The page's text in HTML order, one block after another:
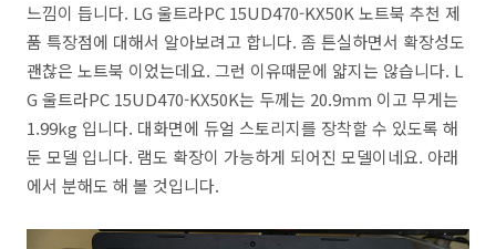
느낌이 듭니다. LG 울트라PC 15UD470-KX50K 노트북 추천 제
품 특장점에 대해서 알아보려고 합니다. 좀 튼실하면서 확장성도
괜찮은 노트북 이었는데요. 그런 이유때문에 얇지는 않습니다. L
G 울트라PC 15UD470-KX50K는 두께는 20.9mm 이고 무게는
1.99kg 입니다. 대화면에 듀얼 스토리지를 장착할 수 있도록 해
둔 모델 입니다. 램도 확장이 가능하게 되어진 모델이네요. 아래
에서 분해도 해 볼 것입니다.